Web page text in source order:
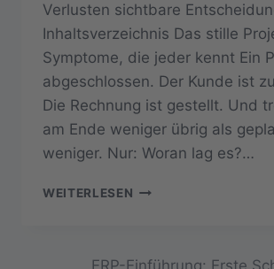
Verlusten sichtbare
Inhaltsverzeichnis Das stille
Symptome, die jeder kennt Ein
abgeschlossen. Der Kunde ist
Die Rechnung ist gestellt. Und
am Ende weniger übrig als
weniger. Nur: Woran lag es?…
WEITERLESEN DAS
ANLAGENBAUER